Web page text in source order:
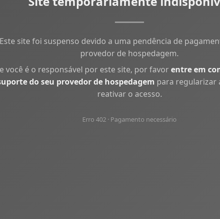
Este site foi suspenso devido a uma pendência de
provedor de hospedagem.
você é o responsável por este site, por favorentre em
do seu provedor de hospedagem para regularizar
reativar o acesso.
Erro 402 · Pagamento necessário